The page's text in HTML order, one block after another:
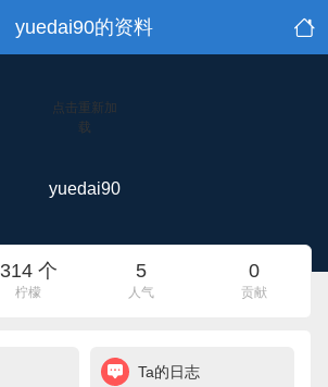
yuedai90的资料
点击重新加
载
yuedai90
314 个
柠檬
5
人气
0
贡献
Ta的日志